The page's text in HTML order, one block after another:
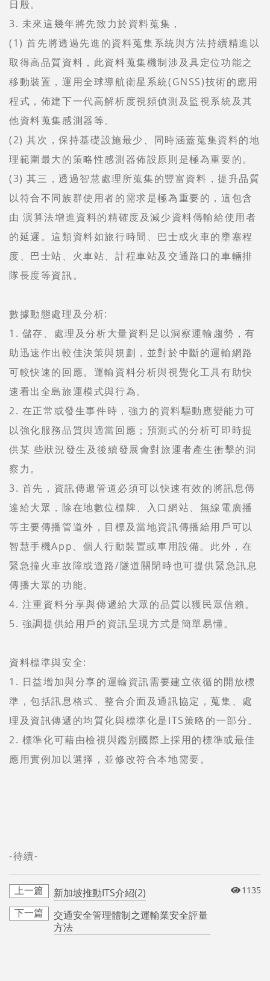
日殷。
3. 未來這幾年將先致力於資料蒐集，
(1) 首先將透過先進的資料蒐集系統與方法持續精進以
取得高品質資料，此資料蒐集機制涉及具定位功能之
移動裝置，運用全球導航衛星系統(GNSS)技術的應用
程式，佈建下一代高解析度視頻偵測及監視系統及其
他資料蒐集感測器等。
(2) 其次，保持基礎設施最少、同時涵蓋蒐集資料的地
理範圍最大的策略性感測器佈設原則是極為重要的。
(3) 其三，透過智慧處理所蒐集的豐富資料，提升品質
以符合不同族群使用者的需求是極為重要的，這包含
由 演算法增進資料的精確度及減少資料傳輸給使用者
的延遲。這類資料如旅行時間、巴士或火車的壅塞程
度、巴士站、火車站、計程車站及交通路口的車輛排
隊長度等資訊。
數據動態處理及分析:
1. 儲存、處理及分析大量資料足以洞察運輸趨勢，有
助迅速作出較佳決策與規劃，並對於中斷的運輸網路
可較快速的回應。運輸資料分析與視覺化工具有助快
速看出全島旅運模式與行為。
2. 在正常或發生事件時，強力的資料驅動應變能力可
以強化服務品質與適當回應；預測式的分析可即時提
供某 些狀況發生及後續發展會對旅運者產生衝擊的洞
察力。
3. 首先，資訊傳遞管道必須可以快速有效的將訊息傳
達給大眾，除在地數位標牌、入口網站、無線電廣播
等主要傳播管道外，目標及當地資訊傳播給用戶可以
智慧手機App、個人行動裝置或車用設備。此外，在
緊急撞火車故障或道路/隧道關閉時也可提供緊急訊息
傳播大眾的功能。
4. 注重資料分享與傳遞給大眾的品質以獲民眾信賴。
5. 強調提供給用戶的資訊呈現方式是簡單易懂。
資料標準與安全:
1. 日益增加與分享的運輸資訊需要建立依循的開放標
準，包括訊息格式、整合介面及通訊協定，蒐集、處
理及資訊傳遞的均質化與標準化是ITS策略的一部分。
2. 標準化可藉由檢視與鑑別國際上採用的標準或最佳
應用實例加以選擇，並修改符合本地需要。
-待續-
新加坡推動ITS介紹(2)
交通安全管理體制之運輸業安全評量
方法
1135